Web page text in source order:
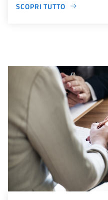
SCOPRI TUTTO